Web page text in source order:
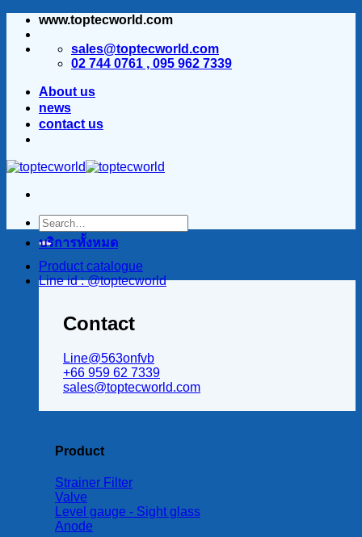
ข้าม
www.toptecworld.com
sales@toptecworld.com
02 744 0761 , 095 962 7339
About us
news
contact us
Product catalogue
Line id : @toptecworld
บริการทั้งหมด
Contact
Line@563onfvb
+66 959 62 7339
sales@toptecworld.com
Product
Strainer Filter
Valve
Level gauge - Sight glass
Anode